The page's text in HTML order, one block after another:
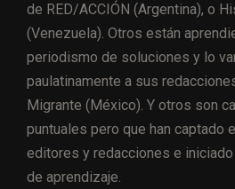
de RED/ACCIÓN (Argentina), o
(Venezuela). Otros están
periodismo de soluciones y lo
paulatinamente a sus
Migrante (México). Y otros son
puntuales pero que han captado
editores y redacciones e
de aprendizaje.